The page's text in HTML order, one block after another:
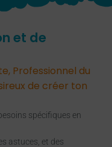
et de
Professionnel du
de créer ton
spécifiques en
astuces, et des